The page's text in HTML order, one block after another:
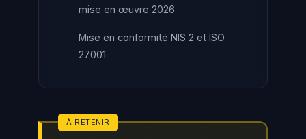
mise en œuvre 2026
Mise en conformité NIS 2 et ISO
27001